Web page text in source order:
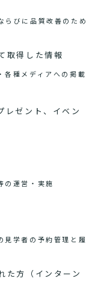
らびに品質改善のため
取得した情報
各種メディアへの掲載
レゼント、イベン
の運営・実施
見学者の予約管理と履
た方（インターン